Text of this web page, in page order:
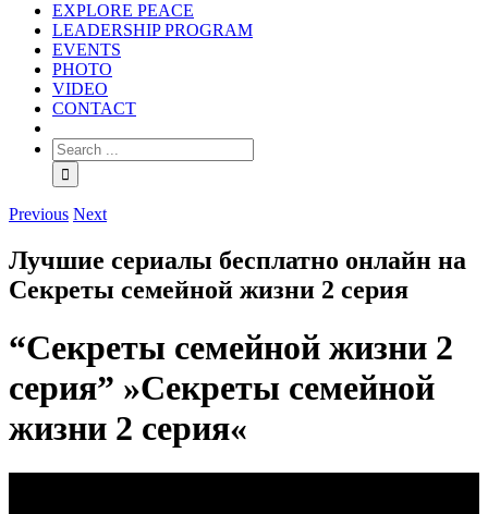
EXPLORE PEACE
LEADERSHIP PROGRAM
EVENTS
PHOTO
VIDEO
CONTACT
Previous Next
Лучшие сериалы бесплатно онлайн на
Секреты семейной жизни 2 серия
“Секреты семейной жизни 2
серия” »Секреты семейной
жизни 2 серия«